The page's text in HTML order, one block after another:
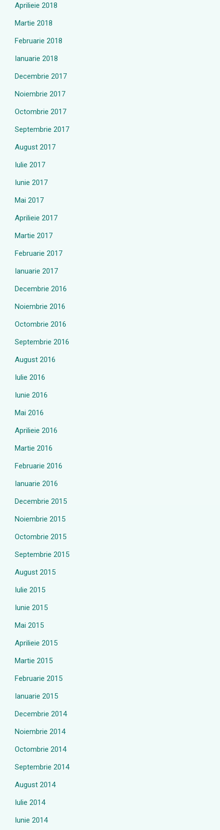
Aprilieie 2018
Martie 2018
Februarie 2018
Ianuarie 2018
Decembrie 2017
Noiembrie 2017
Octombrie 2017
Septembrie 2017
August 2017
Iulie 2017
Iunie 2017
Mai 2017
Aprilieie 2017
Martie 2017
Februarie 2017
Ianuarie 2017
Decembrie 2016
Noiembrie 2016
Octombrie 2016
Septembrie 2016
August 2016
Iulie 2016
Iunie 2016
Mai 2016
Aprilieie 2016
Martie 2016
Februarie 2016
Ianuarie 2016
Decembrie 2015
Noiembrie 2015
Octombrie 2015
Septembrie 2015
August 2015
Iulie 2015
Iunie 2015
Mai 2015
Aprilieie 2015
Martie 2015
Februarie 2015
Ianuarie 2015
Decembrie 2014
Noiembrie 2014
Octombrie 2014
Septembrie 2014
August 2014
Iulie 2014
Iunie 2014